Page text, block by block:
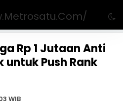
Rp 1 Jutaan Anti
Push Rank
WIB